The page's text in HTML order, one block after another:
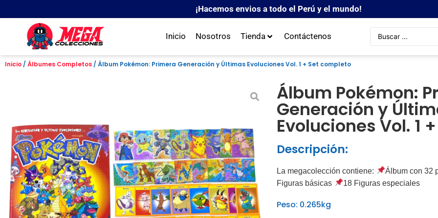
¡Hacemos envios a todo el Perú y el mundo!
Inicio Nosotros Tienda Contáctenos
Inicio / Álbumes Completos / Álbum Pokémon: Primera Generación y Últimas Evoluciones Vol. 1 + Set completo
Álbum Pokémon:
Generación y
Evoluciones Vol. 1
Descripción:
La megacolección contiene: Álbum con 32
Figuras básicas
18 Figuras especiales
Peso: 0.265kg